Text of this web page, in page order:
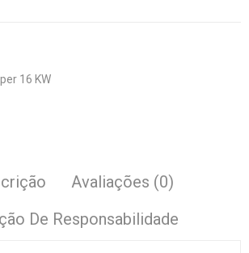
16 KW
Avaliações (0)
De Responsabilidade